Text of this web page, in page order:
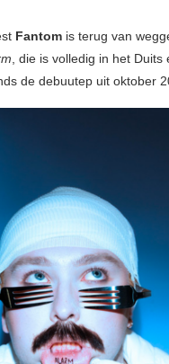
Fantom is terug van
, die is volledig in het Duits
de debuutep uit oktober